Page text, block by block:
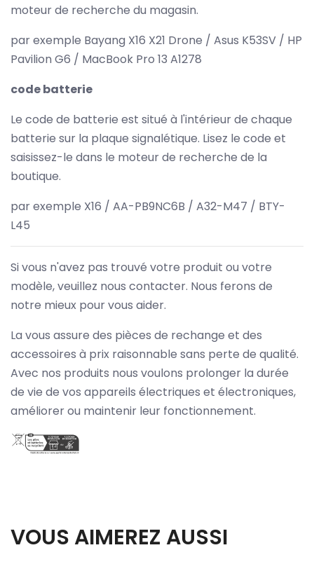
moteur de recherche du magasin.
par exemple Bayang X16 X21 Drone / Asus K53SV / HP
Pavilion G6 / MacBook Pro 13 A1278
code batterie
Le code de batterie est situé à l'intérieur de chaque
batterie sur la plaque signalétique. Lisez le code et
saisissez-le dans le moteur de recherche de la
boutique.
par exemple X16 / AA-PB9NC6B / A32-M47 / BTY-
L45
Si vous n'avez pas trouvé votre produit ou votre
modèle, veuillez nous contacter. Nous ferons de
notre mieux pour vous aider.
La vous assure des pièces de rechange et des
accessoires à prix raisonnable sans perte de qualité.
Avec nos produits nous voulons prolonger la durée
de vie de vos appareils électriques et électroniques,
améliorer ou maintenir leur fonctionnement.
VOUS AIMEREZ AUSSI